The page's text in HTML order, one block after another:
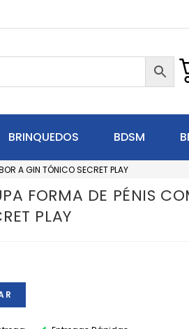
BRINQUEDOS BDSM
A GIN TÓNICO SECRET PLAY
FORMA DE PÉNIS
PLAY